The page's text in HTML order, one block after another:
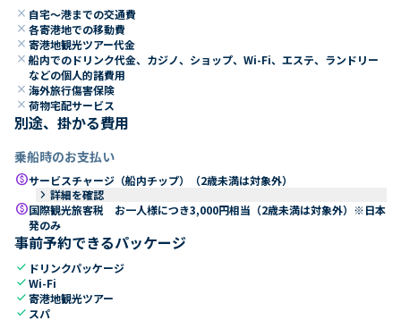
close 自宅～港までの交通費
close 各寄港地での移動費
close 寄港地観光ツアー代金
close 船内でのドリンク代金、カジノ、ショップ、Wi-Fi、エステ、ランドリー
などの個人的諸費用
close 海外旅行傷害保険
close 荷物宅配サービス
別途、掛かる費用
乗船時のお支払い
paidサービスチャージ（船内チップ）（2歳未満は対象外）
keyboard_arrow_right 詳細を確認
paid国際観光旅客税 お一人様につき3,000円相当（2歳未満は対象外）※日本
発のみ
事前予約できるパッケージ
check ドリンクパッケージ
checkWi-Fi
check寄港地観光ツアー
check スパ